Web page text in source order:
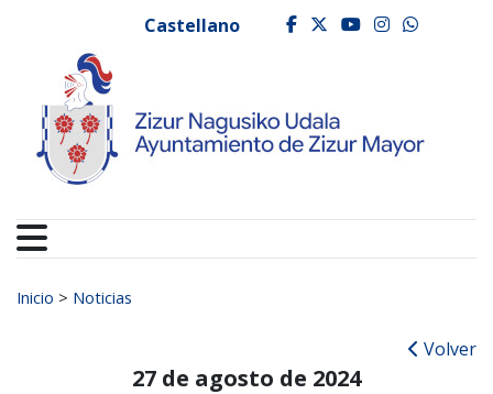
Ayuntamiento de
Castellano facebook
twitter
youtube
Buscar:
Inicio > Noticias
Volver
27 de agosto de 2024